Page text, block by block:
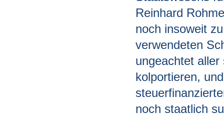
Reinhard
noch insoweit
verwendeten
ungeachtet
kolportieren,
noch staatlich